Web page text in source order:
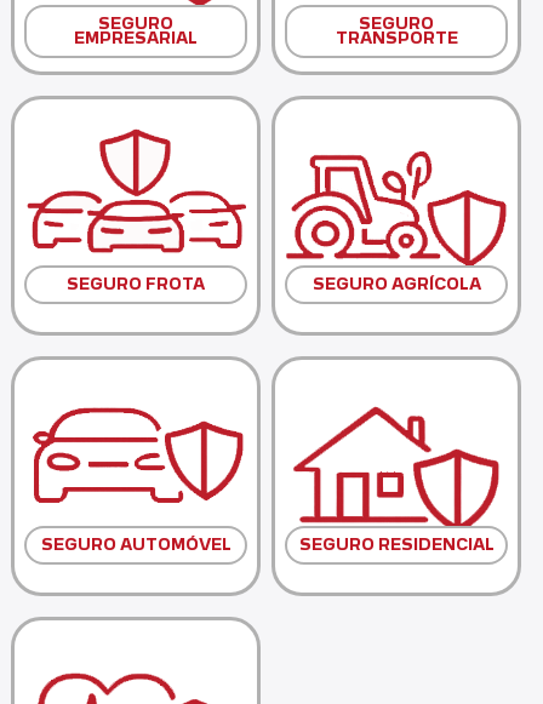
SEGURO
EMPRESARIAL
SEGURO
TRANSPORTE
SEGURO FROTA SEGURO AGRÍCOLA
SEGURO AUTOMÓVEL SEGURO RESIDENCIAL